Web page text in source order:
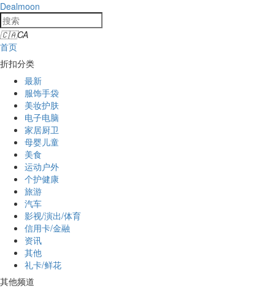
Dealmoon
🇨🇦CA
首页
折扣分类
最新
服饰手袋
美妆护肤
电子电脑
家居厨卫
母婴儿童
美食
运动户外
个护健康
旅游
汽车
影视/演出/体育
信用卡/金融
资讯
其他
礼卡/鲜花
其他频道